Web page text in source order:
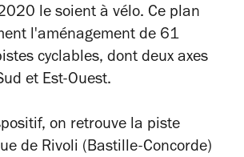
le soient à vélo. Ce plan
l'aménagement de 61
cyclables, dont deux axes
et Est-Ouest.
on retrouve la piste
de Rivoli (Bastille-Concorde)